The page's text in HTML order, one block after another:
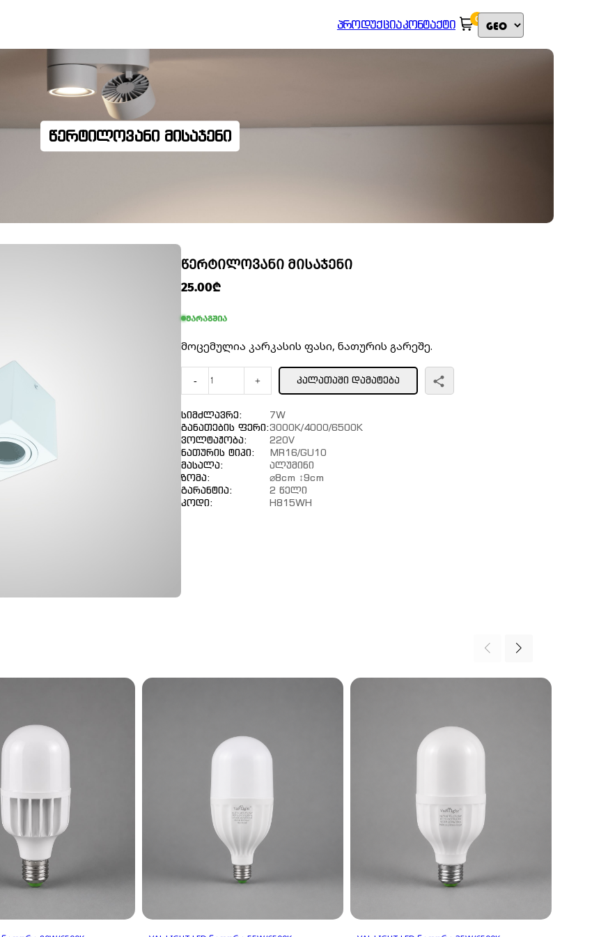
ᲞᲠᲝᲓᲣᲥᲪᲘᲐᲙᲝᲜᲢᲐᲥᲢᲘ 0
ᲬᲔᲠᲢᲘᲚᲝᲕᲐᲜᲘ ᲛᲘᲡᲐᲯᲔᲜᲘ
ᲬᲔᲠᲢᲘᲚᲝᲕᲐᲜᲘ ᲛᲘᲡᲐᲯᲔᲜᲘ
25.00₾
მარაგშია
მოცემულია კარკასის ფასი, ნათურის გარეშე.
- + ᲙᲐᲚᲐᲗᲐᲨᲘ ᲓᲐᲛᲐᲢᲔᲑᲐ
Სიმძლავრე:
Განათების Ფერი:
Ვოლტაჟობა:
Ნათურის Ტიპი:
Მასალა:
Ზომა:
Გარანტია:
Კოდი:
7W
3000K/4000/6500K
220V
MR16/GU10
Ალუმინი
⌀8cm ↕9cm
2 Წელი
H815WH